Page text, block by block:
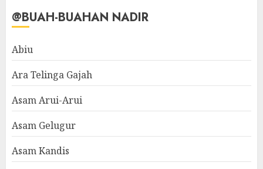
@BUAH-BUAHAN NADIR
Abiu
Ara Telinga Gajah
Asam Arui-Arui
Asam Gelugur
Asam Kandis